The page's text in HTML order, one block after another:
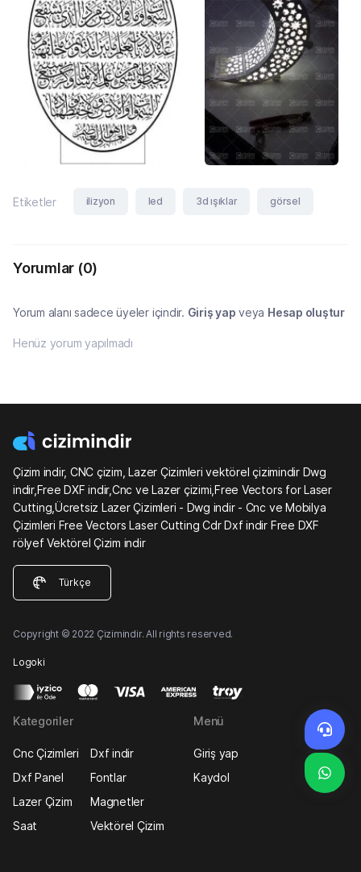
Etiketler ilizyon led 3d ışıklar görsel
Yorumlar (0)
Yorum alanı sadece üyeler içindir. Giriş yap veya Hesap oluştur
Henüz yorum yapılmadı
Çizim indir, CNC çizim, Lazer Çizimleri vektörel çizimindir Dwg
indir,Free DXF indir,Cnc ve Lazer çizimi,Free Vectors for Laser
Cutting,Ücretsiz Lazer Çizimleri - Dwg indir - Cnc ve Mobilya
Çizimleri Free Vectors Laser Cutting Cdr Dxf indir Free DXF
rölyef Vektörel Çizim indir
Türkçe
Copyright © 2022 Çizimindir. All rights reserved.
Logoki
Kategoriler
Cnc Çizimleri
Dxf indir
Dxf Panel
Fontlar
Lazer Çizim
Magnetler
Saat
Vektörel Çizim
Menü
Giriş yap
Kaydol